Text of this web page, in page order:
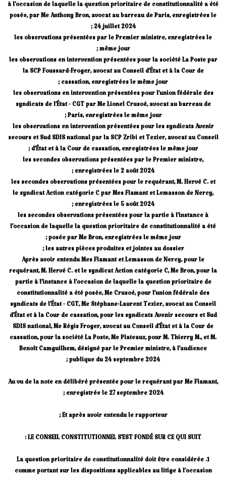
à l’occasion de laquelle la question prioritaire de constitutionnalité a été
posée, par Me Anthony Bron, avocat au barreau de Paris, enregistrées le
24 juillet 2024 ;
les observations présentées par le Premier ministre, enregistrées le
même jour ;
les observations en intervention présentées pour la société La Poste par
la SCP Foussard-Froger, avocat au Conseil d’État et à la Cour de
cassation, enregistrées le même jour ;
les observations en intervention présentées pour l’union fédérale des
syndicats de l’État - CGT par Me Lionel Crusoé, avocat au barreau de
Paris, enregistrées le même jour ;
les observations en intervention présentées pour les syndicats Avenir
secours et Sud SDIS national par la SCP Zribi et Texier, avocat au Conseil
d’État et à la Cour de cassation, enregistrées le même jour ;
les secondes observations présentées par le Premier ministre,
enregistrées le 2 août 2024 ;
les secondes observations présentées pour le requérant, M. Hervé C. et
le syndicat Action catégorie C par Mes Flamant et Lemasson de Nercy,
enregistrées le 5 août 2024 ;
les secondes observations présentées pour la partie à l’instance à
l’occasion de laquelle la question prioritaire de constitutionnalité a été
posée par Me Bron, enregistrées le même jour ;
les autres pièces produites et jointes au dossier ;
Après avoir entendu Mes Flamant et Lemasson de Nercy, pour le
requérant, M. Hervé C. et le syndicat Action catégorie C, Me Bron, pour la
partie à l’instance à l’occasion de laquelle la question prioritaire de
constitutionnalité a été posée, Me Crusoé, pour l’union fédérale des
syndicats de l’État - CGT, Me Stéphane-Laurent Texier, avocat au Conseil
d’État et à la Cour de cassation, pour les syndicats Avenir secours et Sud
SDIS national, Me Régis Froger, avocat au Conseil d’État et à la Cour de
cassation, pour la société La Poste, Me Plateaux, pour M. Thierry M., et M.
Benoît Camguilhem, désigné par le Premier ministre, à l’audience
publique du 24 septembre 2024 ;
Au vu de la note en délibéré présentée pour le requérant par Me Flamant,
enregistrée le 27 septembre 2024 ;
Et après avoir entendu le rapporteur ;
LE CONSEIL CONSTITUTIONNEL S’EST FONDÉ SUR CE QUI SUIT :
1. La question prioritaire de constitutionnalité doit être considérée
comme portant sur les dispositions applicables au litige à l’occasion